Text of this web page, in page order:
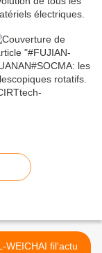
WEICHAI fil'actu